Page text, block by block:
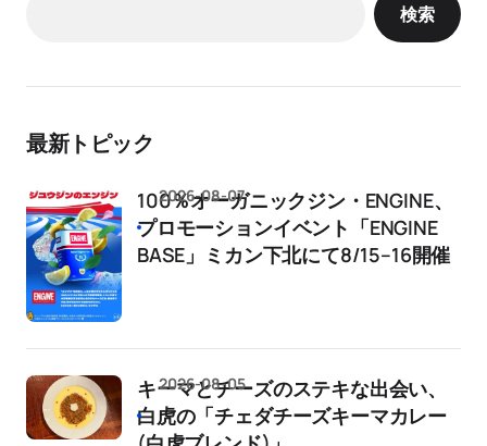
検索
最新トピック
100％オーガニックジン・ENGINE、
プロモーションイベント「ENGINE
BASE」ミカン下北にて8/15–16開催
2026-08-07
キーマとチーズのステキな出会い、
白虎の「チェダチーズキーマカレー
2026-08-05